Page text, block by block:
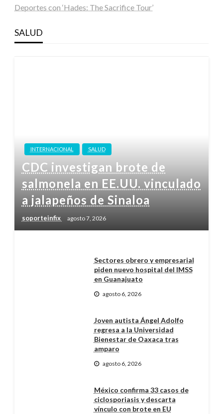
Deportes con ‘Hades: The Sacrifice Tour’
SALUD
INTERNACIONAL SALUD
CDC investigan brote de
salmonela en EE.UU. vinculado
a jalapeños de Sinaloa
soporteinfix agosto 7, 2026
Sectores obrero y empresarial
piden nuevo hospital del IMSS
en Guanajuato
agosto 6, 2026
Joven autista Ángel Adolfo
regresa a la Universidad
Bienestar de Oaxaca tras
amparo
agosto 6, 2026
México confirma 33 casos de
ciclosporiasis y descarta
vínculo con brote en EU